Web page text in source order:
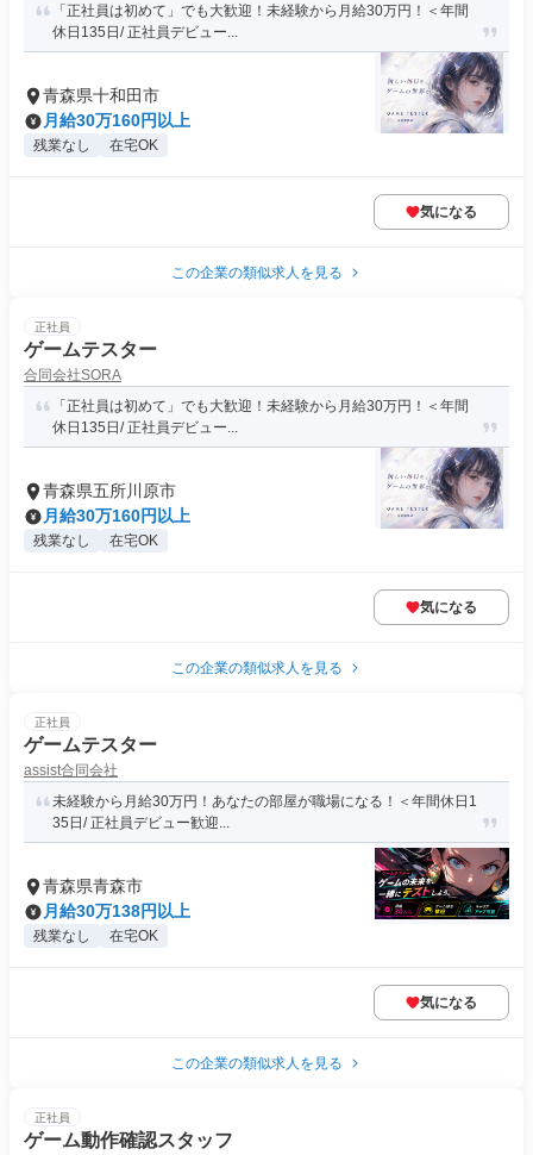
「正社員は初めて」でも大歓迎！未経験から月給30万円！＜年間
休日135日/ 正社員デビュー...
青森県十和田市
月給30万160円以上
残業なし 在宅OK
気になる
この企業の類似求人を見る
正社員
ゲームテスター
合同会社SORA
「正社員は初めて」でも大歓迎！未経験から月給30万円！＜年間
休日135日/ 正社員デビュー...
青森県五所川原市
月給30万160円以上
残業なし 在宅OK
気になる
この企業の類似求人を見る
正社員
ゲームテスター
assist合同会社
未経験から月給30万円！あなたの部屋が職場になる！＜年間休日1
35日/ 正社員デビュー歓迎...
青森県青森市
月給30万138円以上
残業なし 在宅OK
気になる
この企業の類似求人を見る
正社員
ゲーム動作確認スタッフ